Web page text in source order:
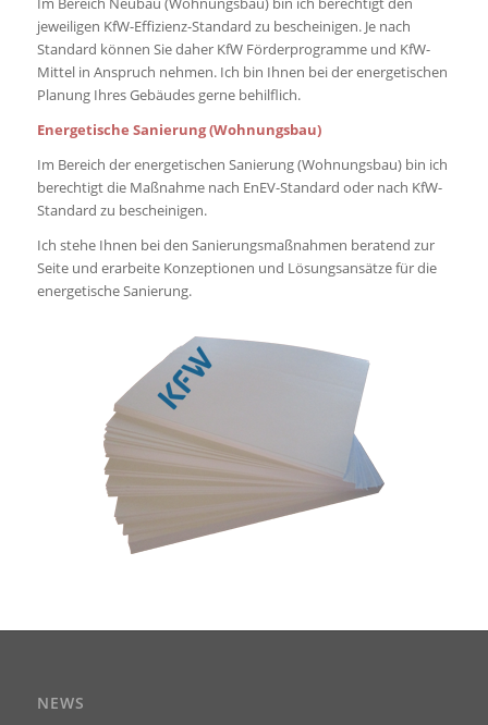
jeweiligen KfW-Effizienz-Standard zu bescheinigen. Je nach
Standard können Sie daher KfW Förderprogramme und KfW-
Mittel in Anspruch nehmen. Ich bin Ihnen bei der energetischen
Planung Ihres Gebäudes gerne behilflich.
Energetische Sanierung (Wohnungsbau)
Im Bereich der energetischen Sanierung (Wohnungsbau) bin ich
berechtigt die Maßnahme nach EnEV-Standard oder nach KfW-
Standard zu bescheinigen.
Ich stehe Ihnen bei den Sanierungsmaßnahmen beratend zur
Seite und erarbeite Konzeptionen und Lösungsansätze für die
energetische Sanierung.
NEWS